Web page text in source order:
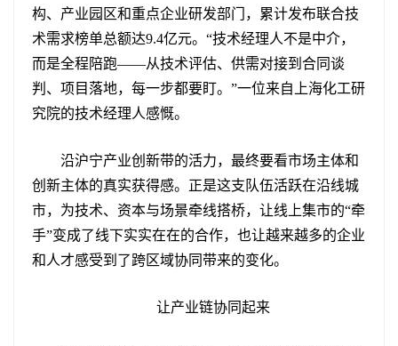
构、产业园区和重点企业研发部门，累计发布联合技
术需求榜单总额达9.4亿元。“技术经理人不是中介，
而是全程陪跑——从技术评估、供需对接到合同谈
判、项目落地，每一步都要盯。”一位来自上海化工研
究院的技术经理人感慨。
沿沪宁产业创新带的活力，最终要看市场主体和
创新主体的真实获得感。正是这支队伍活跃在沿线城
市，为技术、资本与场景牵线搭桥，让线上集市的“牵
手”变成了线下实实在在的合作，也让越来越多的企业
和人才感受到了跨区域协同带来的变化。
让产业链协同起来